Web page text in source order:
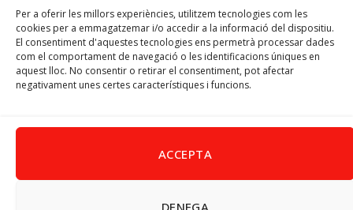
Per a oferir les millors experiències, utilitzem tecnologies com les
cookies per a emmagatzemar i/o accedir a la informació del dispositiu.
El consentiment d'aquestes tecnologies ens permetrà processar dades
com el comportament de navegació o les identificacions úniques en
aquest lloc. No consentir o retirar el consentiment, pot afectar
negativament unes certes característiques i funcions.
ACCEPTA
DENEGA
psoevinaros@gmail.com
Horari
Dilluns de 19:00 a 20:30 h